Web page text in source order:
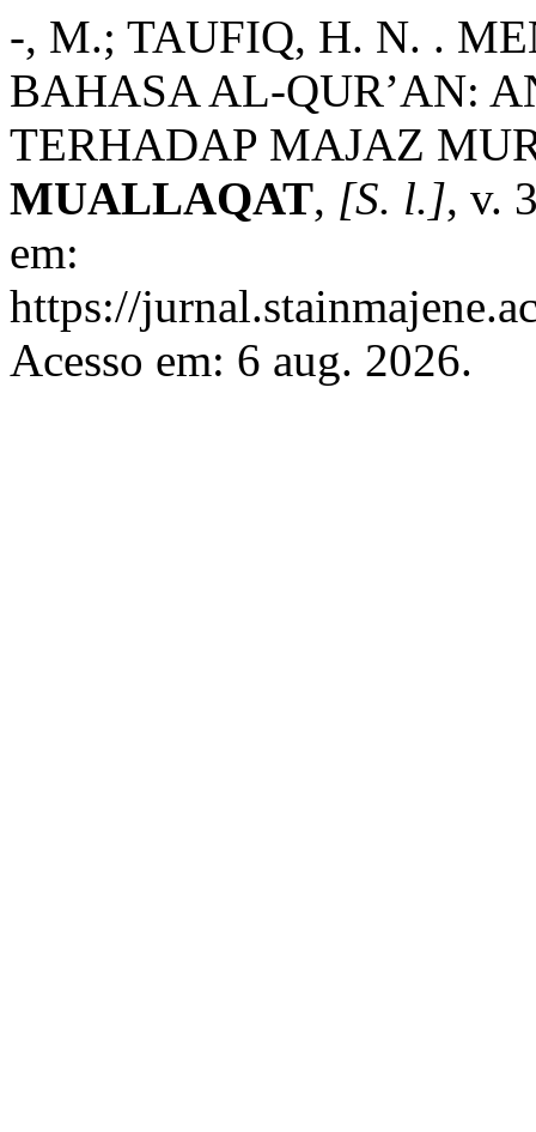
-, M.; TAUFIQ, H. N. .
BAHASA AL-QUR’AN:
TERHADAP MAJAZ
MUALLAQAT, [S. l.], v.
em:
https://
Acesso em: 6 aug. 2026.